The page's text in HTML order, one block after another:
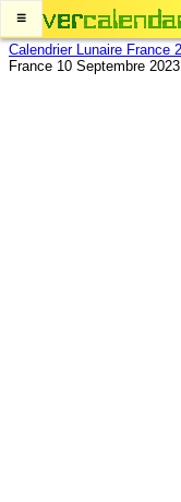
≡
Calendrier Lunaire France
France 10 Septembre 2023